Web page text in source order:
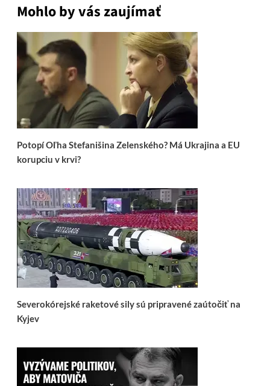
Mohlo by vás zaujímať
Potopí Oľha Stefanišina Zelenského? Má Ukrajina a EU
korupciu v krvi?
Severokórejské raketové sily sú pripravené zaútočiť na
Kyjev